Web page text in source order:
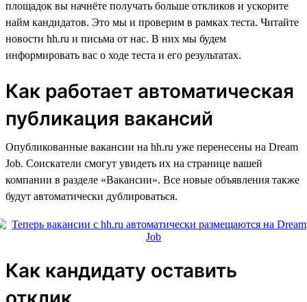
площадок вы начнёте получать больше откликов и ускорите
найм кандидатов. Это мы и проверим в рамках теста. Читайте
новости hh.ru и письма от нас. В них мы будем
информировать вас о ходе теста и его результатах.
Как работает автоматическая
публикация вакансий
Опубликованные вакансии на hh.ru уже перенесены на Dream
Job. Соискатели смогут увидеть их на странице вашей
компании в разделе «Вакансии». Все новые объявления также
будут автоматически дублироваться.
Как кандидату оставить